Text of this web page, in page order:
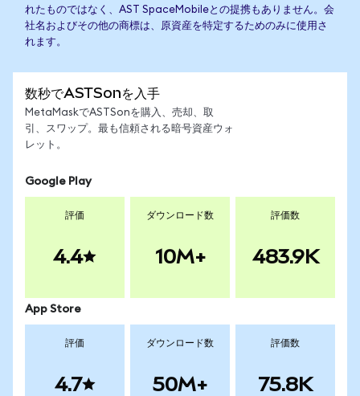
れたものではなく、AST SpaceMobileとの提携もありません。会
社名およびその他の商標は、原資産を特定するためのみに使用さ
れます。
数秒でASTSonを入手
MetaMaskでASTSonを購入、売却、取
引、スワップ。最も信頼される暗号資産ウォ
レット。
Google Play
評価
4.4
ダウンロード数
10M+
評価数
483.9K
App Store
評価
4.7
ダウンロード数
50M+
評価数
75.8K